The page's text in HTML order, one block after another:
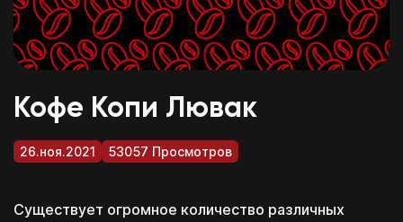
Кофе Копи Лювак
26.ноя.2021 53057 Просмотров
Существует огромное количество различных